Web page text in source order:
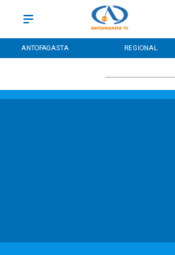
ANTOFAGASTA REGIONAL